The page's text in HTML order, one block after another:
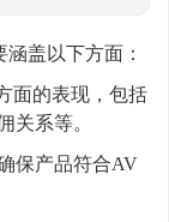
盖以下方面：
面的表现，包括
关系等。
保产品符合AV